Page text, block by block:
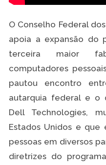
O Conselho Federal
apoia a expansão do
terceira maior
computadores
pautou encontro
autarquia federal e o
Dell Technologies,
Estados Unidos e que
pessoas em diversos
diretrizes do